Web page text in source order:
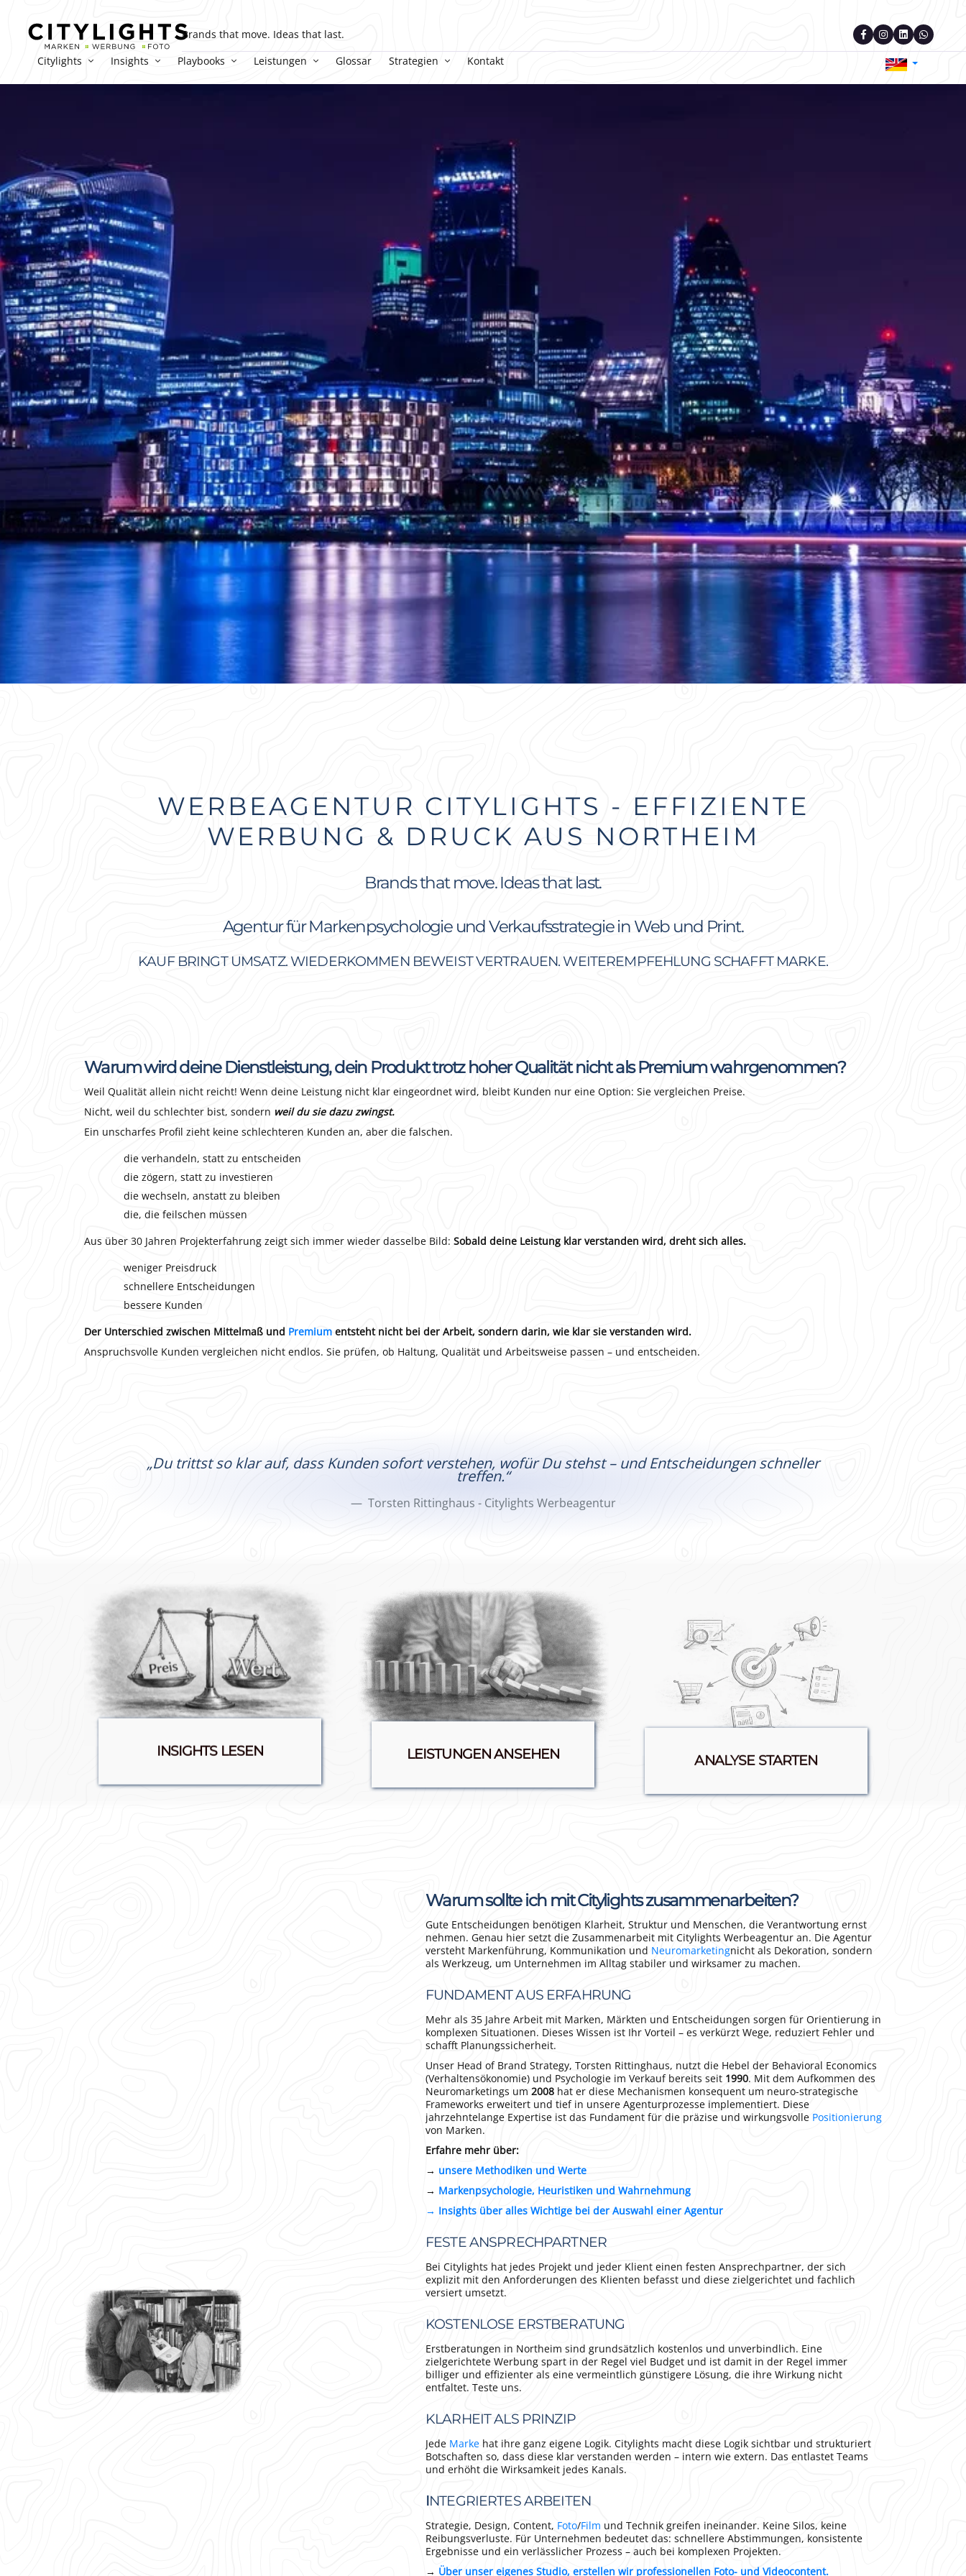
Brands that move. Ideas that last.
Citylights
Insights Playbooks Leistungen Glossar Strategien Kontakt
WERBEAGENTUR CITYLIGHTS - EFFIZIENTE
WERBUNG & DRUCK AUS NORTHEIM
Brands that move. Ideas that last.
Agentur für Markenpsychologie und Verkaufsstrategie in Web und Print.
KAUF BRINGT UMSATZ. WIEDERKOMMEN BEWEIST VERTRAUEN. WEITEREMPFEHLUNG SCHAFFT MARKE.
Warum wird deine Dienstleistung, dein Produkt trotz hoher Qualität nicht als Premium wahrgenommen?
Weil Qualität allein nicht reicht! Wenn deine Leistung nicht klar eingeordnet wird, bleibt Kunden nur eine Option: Sie vergleichen Preise.
Nicht, weil du schlechter bist, sondern weil du sie dazu zwingst.
Ein unscharfes Profil zieht keine schlechteren Kunden an, aber die falschen.
die verhandeln, statt zu entscheiden
die zögern, statt zu investieren
die wechseln, anstatt zu bleiben
die, die feilschen müssen
Aus über 30 Jahren Projekterfahrung zeigt sich immer wieder dasselbe Bild: Sobald deine Leistung klar verstanden wird, dreht sich alles.
weniger Preisdruck
schnellere Entscheidungen
bessere Kunden
Der Unterschied zwischen Mittelmaß und Premium entsteht nicht bei der Arbeit, sondern darin, wie klar sie verstanden wird.
Anspruchsvolle Kunden vergleichen nicht endlos. Sie prüfen, ob Haltung, Qualität und Arbeitsweise passen – und entscheiden.
„Du trittst so klar auf, dass Kunden sofort verstehen, wofür Du stehst – und Entscheidungen schneller
treffen.“
Torsten Rittinghaus - Citylights Werbeagentur
INSIGHTS LESEN LEISTUNGEN ANSEHEN ANALYSE STARTEN
Warum sollte ich mit Citylights zusammenarbeiten?
Gute Entscheidungen benötigen Klarheit, Struktur und Menschen, die Verantwortung ernst
nehmen. Genau hier setzt die Zusammenarbeit mit Citylights Werbeagentur an. Die Agentur
versteht Markenführung, Kommunikation und Neuromarketingnicht als Dekoration, sondern
als Werkzeug, um Unternehmen im Alltag stabiler und wirksamer zu machen.
FUNDAMENT AUS ERFAHRUNG
Mehr als 35 Jahre Arbeit mit Marken, Märkten und Entscheidungen sorgen für Orientierung in
komplexen Situationen. Dieses Wissen ist Ihr Vorteil – es verkürzt Wege, reduziert Fehler und
schafft Planungssicherheit.
Unser Head of Brand Strategy, Torsten Rittinghaus, nutzt die Hebel der Behavioral Economics
(Verhaltensökonomie) und Psychologie im Verkauf bereits seit 1990. Mit dem Aufkommen des
Neuromarketings um 2008 hat er diese Mechanismen konsequent um neuro-strategische
Frameworks erweitert und tief in unsere Agenturprozesse implementiert. Diese
jahrzehntelange Expertise ist das Fundament für die präzise und wirkungsvolle Positionierung
von Marken.
Erfahre mehr über:
→ unsere Methodiken und Werte
→ Markenpsychologie, Heuristiken und Wahrnehmung
→ Insights über alles Wichtige bei der Auswahl einer Agentur
FESTE ANSPRECHPARTNER
Bei Citylights hat jedes Projekt und jeder Klient einen festen Ansprechpartner, der sich
explizit mit den Anforderungen des Klienten befasst und diese zielgerichtet und fachlich
versiert umsetzt.
KOSTENLOSE ERSTBERATUNG
Erstberatungen in Northeim sind grundsätzlich kostenlos und unverbindlich. Eine
zielgerichtete Werbung spart in der Regel viel Budget und ist damit in der Regel immer
billiger und effizienter als eine vermeintlich günstigere Lösung, die ihre Wirkung nicht
entfaltet. Teste uns.
KLARHEIT ALS PRINZIP
Jede Marke hat ihre ganz eigene Logik. Citylights macht diese Logik sichtbar und strukturiert
Botschaften so, dass diese klar verstanden werden – intern wie extern. Das entlastet Teams
und erhöht die Wirksamkeit jedes Kanals.
INTEGRIERTES ARBEITEN
Strategie, Design, Content, Foto/Film und Technik greifen ineinander. Keine Silos, keine
Reibungsverluste. Für Unternehmen bedeutet das: schnellere Abstimmungen, konsistente
Ergebnisse und ein verlässlicher Prozess – auch bei komplexen Projekten.
→ Über unser eigenes Studio, erstellen wir professionellen Foto- und Videocontent.